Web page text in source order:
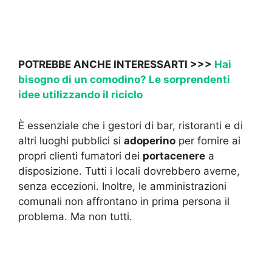
POTREBBE ANCHE INTERESSARTI >>> Hai
bisogno di un comodino? Le sorprendenti
idee utilizzando il riciclo
È essenziale che i gestori di bar, ristoranti e di
altri luoghi pubblici si adoperino per fornire ai
propri clienti fumatori dei portacenere a
disposizione. Tutti i locali dovrebbero averne,
senza eccezioni. Inoltre, le amministrazioni
comunali non affrontano in prima persona il
problema. Ma non tutti.